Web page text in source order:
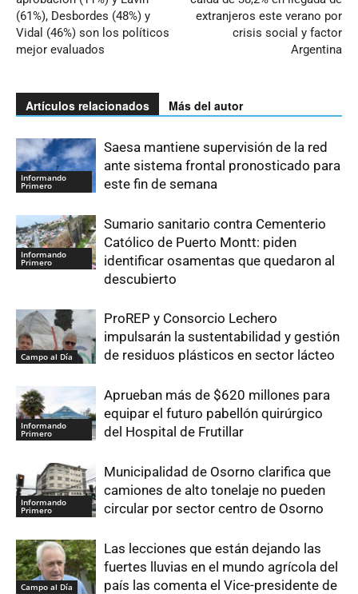
(61%), Desbordes (48%) y
Vidal (46%) son los políticos
mejor evaluados
extranjeros este verano por
crisis social y factor
Argentina
Artículos relacionados Más del autor
Informando
Primero
Saesa mantiene supervisión de la red
ante sistema frontal pronosticado para
este fin de semana
Informando
Primero
Sumario sanitario contra Cementerio
Católico de Puerto Montt: piden
identificar osamentas que quedaron al
descubierto
Campo al Día
ProREP y Consorcio Lechero
impulsarán la sustentabilidad y gestión
de residuos plásticos en sector lácteo
Informando
Primero
Aprueban más de $620 millones para
equipar el futuro pabellón quirúrgico
del Hospital de Frutillar
Informando
Primero
Municipalidad de Osorno clarifica que
camiones de alto tonelaje no pueden
circular por sector centro de Osorno
Campo al Día
Las lecciones que están dejando las
fuertes lluvias en el mundo agrícola del
país las comenta el Vice-presidente de